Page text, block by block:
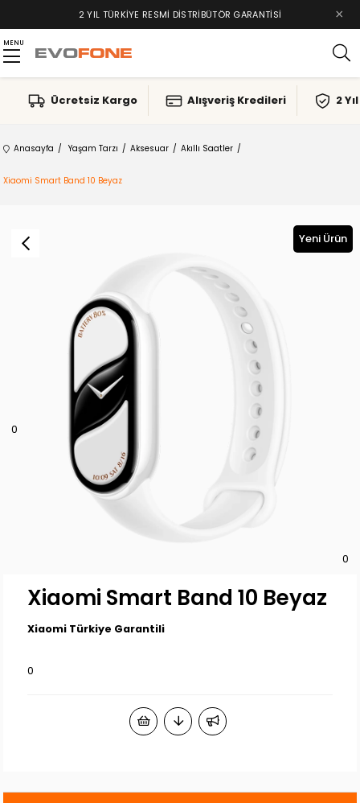
2 YIL TÜRKIYE RESMI DISTRIBÜTÖR GARANTISI ×
MENU
Ücretsiz Kargo Alışveriş Kredileri 2
Anasayfa Yaşam Tarzı Aksesuar Akıllı Saatler
Xiaomi Smart Band 10 Beyaz
Yeni Ürün
0
0
Xiaomi Smart Band 10 Beyaz
Xiaomi Türkiye Garantili
0